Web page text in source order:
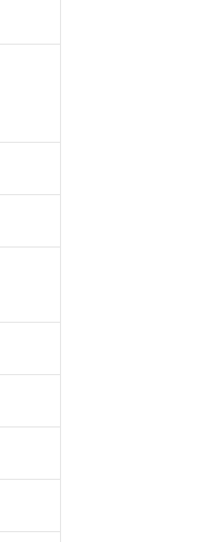
ない限り、2022年1月12日よ